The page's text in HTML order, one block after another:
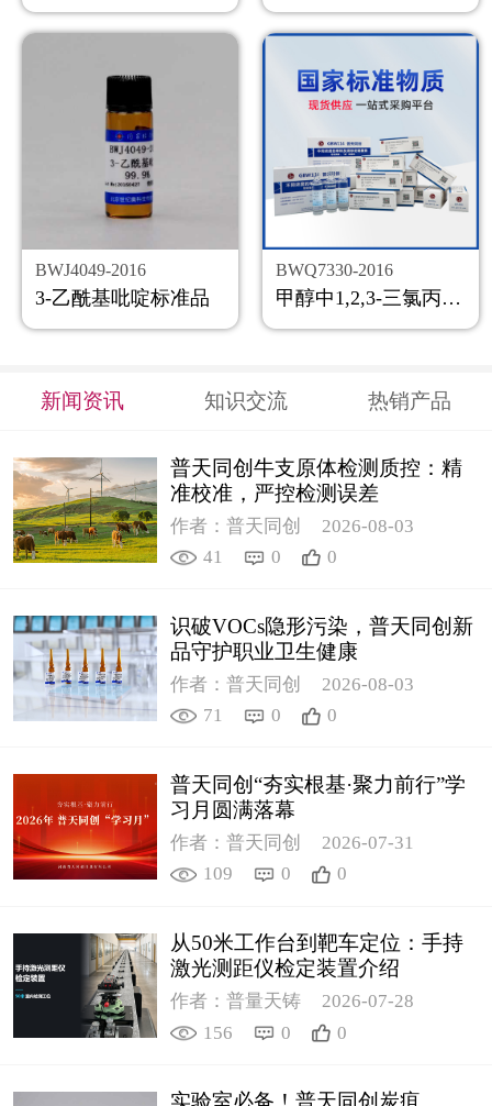
BWJ4049-2016
3-乙酰基吡啶标准品
BWQ7330-2016
甲醇中1,2,3-三氯丙烷溶液标准物质
新闻资讯 知识交流 热销产品
普天同创牛支原体检测质控：精
准校准，严控检测误差
作者：普天同创
2026-08-03
41
0 0
识破VOCs隐形污染，普天同创新
品守护职业卫生健康
作者：普天同创
2026-08-03
71
0 0
普天同创“夯实根基·聚力前行”学
习月圆满落幕
作者：普天同创
2026-07-31
109
0 0
从50米工作台到靶车定位：手持
激光测距仪检定装置介绍
作者：普量天铸
2026-07-28
156
0 0
返回主页